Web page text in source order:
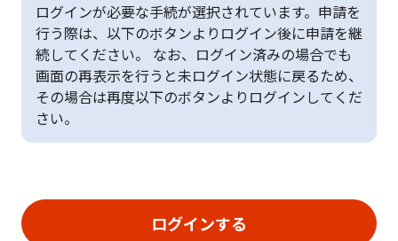
ログインが必要な手続が選択されています。申請を
行う際は、以下のボタンよりログイン後に申請を継
続してください。 なお、ログイン済みの場合でも
画面の再表示を行うと未ログイン状態に戻るため、
その場合は再度以下のボタンよりログインしてくだ
さい。